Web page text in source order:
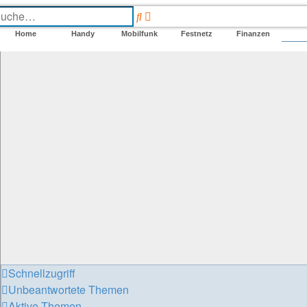
Home Handy Mobilfunk Festnetz Finanzen
Suche
Suche
Schnellzugriff
Unbeantwortete Themen